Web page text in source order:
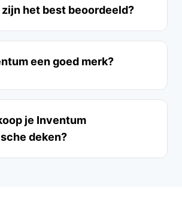
het best beoordeeld?
een goed merk?
je Inventum
deken?